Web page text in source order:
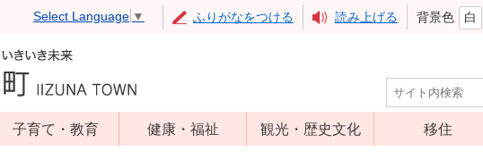
Select Language ▼ ふりがなをつける 読み上げる 背景色 白
子育て・教育 健康・福祉 観光・歴史文化 移住